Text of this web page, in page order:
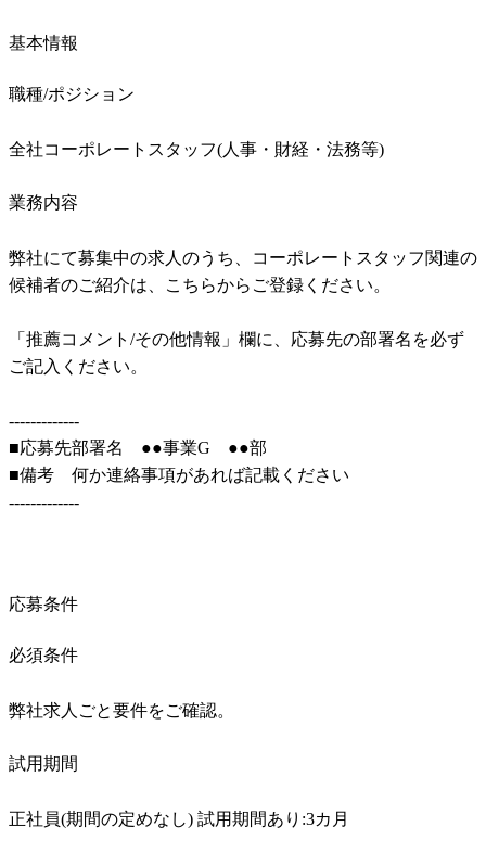
基本情報
職種/ポジション
全社コーポレートスタッフ(人事・財経・法務等)
業務内容
弊社にて募集中の求人のうち、コーポレートスタッフ関連の
候補者のご紹介は、こちらからご登録ください。
「推薦コメント/その他情報」欄に、応募先の部署名を必ず
ご記入ください。
-------------
■応募先部署名　●●事業G　●●部
■備考　何か連絡事項があれば記載ください
-------------
応募条件
必須条件
弊社求人ごと要件をご確認。
試用期間
正社員(期間の定めなし) 試用期間あり:3カ月